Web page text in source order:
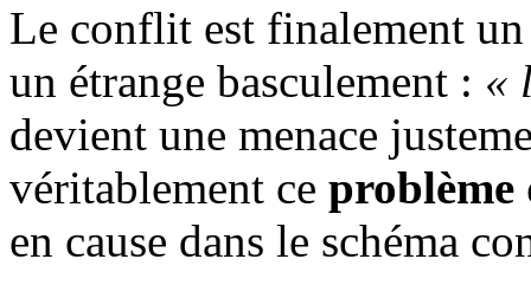
Le conflit est finalement
un étrange basculement : «
devient une menace
véritablement ce
en cause dans le schéma